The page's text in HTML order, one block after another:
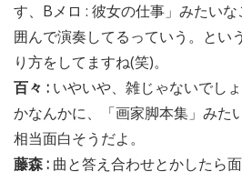
す、Bメロ : 彼女の仕事」みたい
囲んで演奏してるっていう。とい
り方をしてますね(笑)。
百々 : いやいや、雑じゃないでし
かなんかに、「画家脚本集」みた
相当面白そうだよ。
藤森 : 曲と答え合わせとかしたら